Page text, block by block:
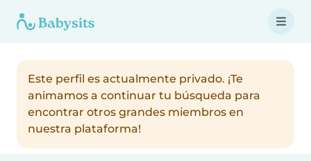
Este perfil es actualmente privado. ¡Te
animamos a continuar tu búsqueda para
encontrar otros grandes miembros en
nuestra plataforma!